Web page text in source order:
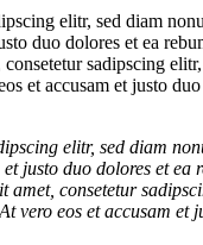
elitr, sed diam
duo dolores et ea
sadipscing
et accusam et justo
elitr, sed diam
justo duo dolores et
consetetur
vero eos et accusam et